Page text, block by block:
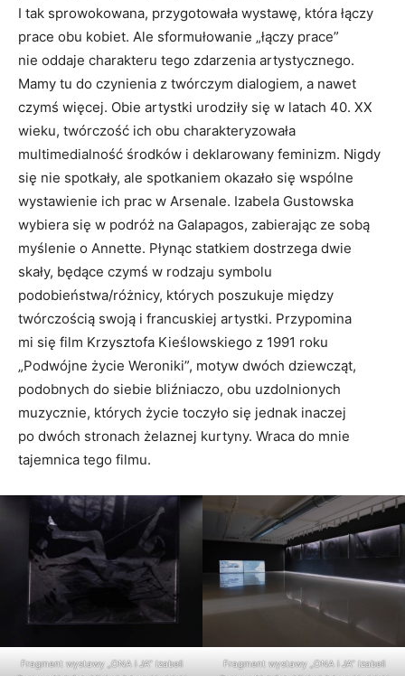
I tak sprowokowana, przygotowała wystawę, która łączy
prace obu kobiet. Ale sformułowanie „łączy prace”
nie oddaje charakteru tego zdarzenia artystycznego.
Mamy tu do czynienia z twórczym dialogiem, a nawet
czymś więcej. Obie artystki urodziły się w latach 40. XX
wieku, twórczość ich obu charakteryzowała
multimedialność środków i deklarowany feminizm. Nigdy
się nie spotkały, ale spotkaniem okazało się wspólne
wystawienie ich prac w Arsenale. Izabela Gustowska
wybiera się w podróż na Galapagos, zabierając ze sobą
myślenie o Annette. Płynąc statkiem dostrzega dwie
skały, będące czymś w rodzaju symbolu
podobieństwa/różnicy, których poszukuje między
twórczością swoją i francuskiej artystki. Przypomina
mi się film Krzysztofa Kieślowskiego z 1991 roku
„Podwójne życie Weroniki”, motyw dwóch dziewcząt,
podobnych do siebie bliźniaczo, obu uzdolnionych
muzycznie, których życie toczyło się jednak inaczej
po dwóch stronach żelaznej kurtyny. Wraca do mnie
tajemnica tego filmu.
Fragment wystawy „ONA i JA” Izabeli
Fragment wystawy „ONA i JA” Izabeli